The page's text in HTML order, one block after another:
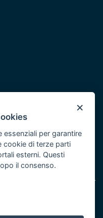
POR Puglia 2014/2020 -
×
per garantire
cookie di terze parti
esterni. Questi
il consenso.